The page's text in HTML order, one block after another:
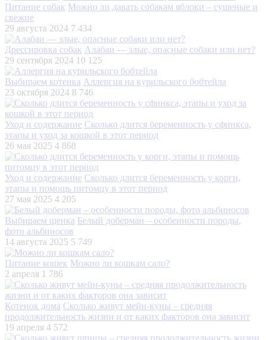
Питание собак Можно ли давать собакам яблоки – сушеные и
свежие
29 августа 2024 7 434
Дрессировка собак Алабаи — злые, опасные собаки или нет?
29 сентября 2024 10 125
Выбираем котенка Аллергия на курильского бобтейла
23 октября 2024 8 746
Уход и содержание Сколько длится беременность у сфинкса,
этапы и уход за кошкой в этот период
26 мая 2025 4 868
Уход и содержание Сколько длится беременность у корги,
этапы и помощь питомцу в этот период
27 мая 2025 4 205
Выбираем щенка Белый доберман – особенности породы,
фото альбиносов
14 августа 2025 5 749
Питание кошек Можно ли кошкам сало?
2 апреля 1 786
Котенок дома Сколько живут мейн-куны – средняя
продолжительность жизни и от каких факторов она зависит
19 апреля 4 572